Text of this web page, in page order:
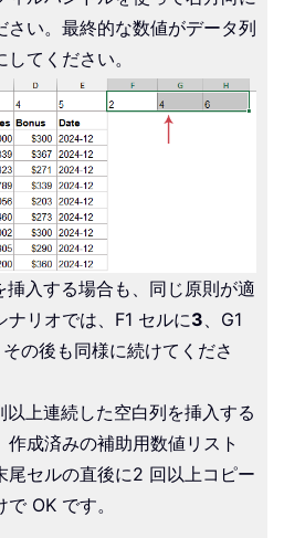
さい。最終的な数値がデータ列
てください。
入する場合も、同じ原則が適
ナリオでは、F1 セルに3 、G1
の後も同様に続けてくださ
上連続した空白列を挿入する
作成済みの補助用数値リスト
尾セルの直後に2 回以上コピー
OK です。